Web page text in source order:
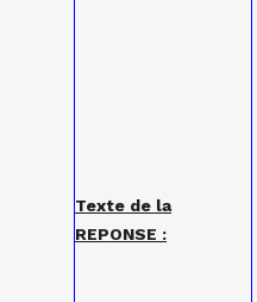
Texte de la
REPONSE :